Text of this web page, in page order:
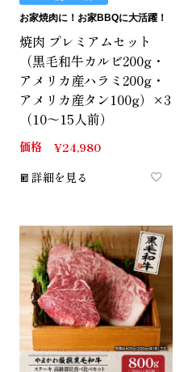
お家焼肉に！お家BBQに大活躍！
焼肉 プレミアムセット
（黒毛和牛カルビ200g・
アメリカ産ハラミ200g・
アメリカ産タン100g）×3
（10～15人前）
価格 ¥24,980
詳細を見る